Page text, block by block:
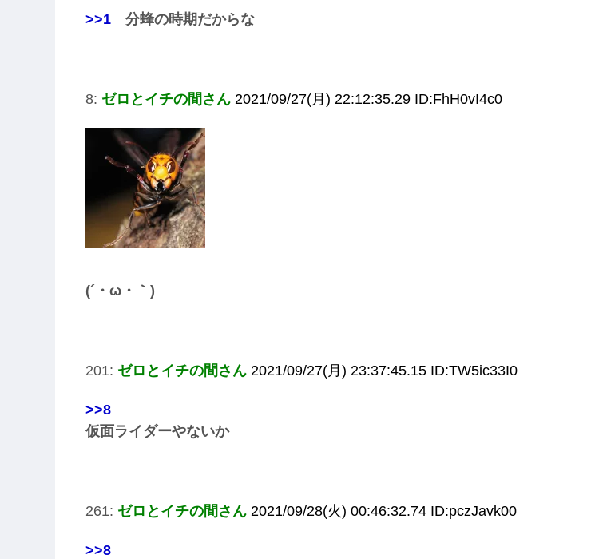
>>1 分蜂の時期だからな
8: ゼロとイチの間さん 2021/09/27(月) 22:12:35.29 ID:FhH0vI4c0
(´・ω・｀)
201: ゼロとイチの間さん 2021/09/27(月) 23:37:45.15 ID:TW5ic33I0
>>8
仮面ライダーやないか
261: ゼロとイチの間さん 2021/09/28(火) 00:46:32.74 ID:pczJavk00
>>8